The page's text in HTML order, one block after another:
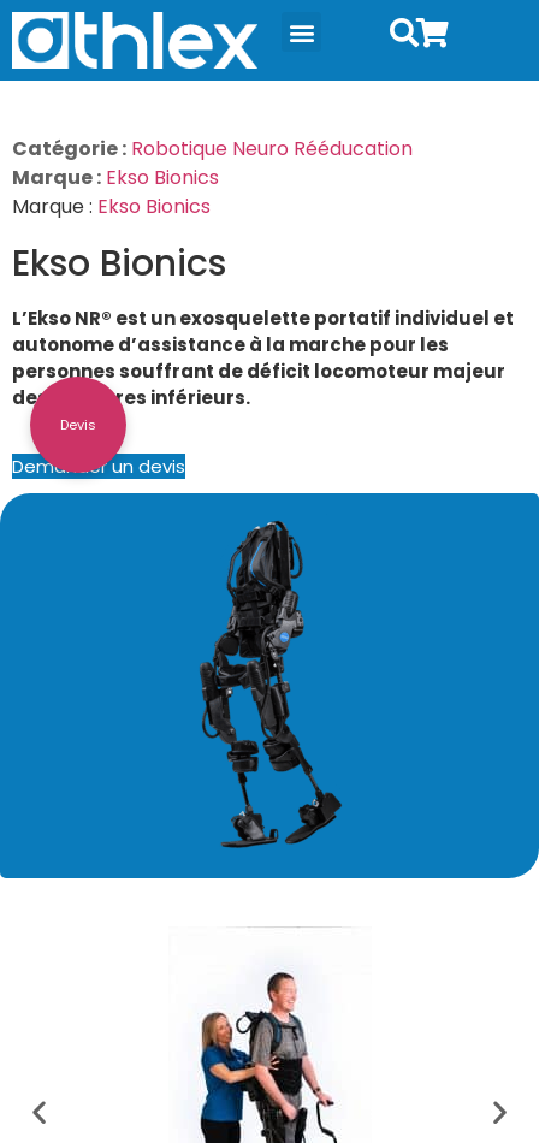
Catégorie : Robotique Neuro Rééducation
Marque : Ekso Bionics
Marque : Ekso Bionics
Ekso Bionics
L’Ekso NR® est un exosquelette portatif individuel et
autonome d’assistance à la marche pour les
personnes souffrant de déficit locomoteur majeur
des membres inférieurs.
Demander un devis
Devis